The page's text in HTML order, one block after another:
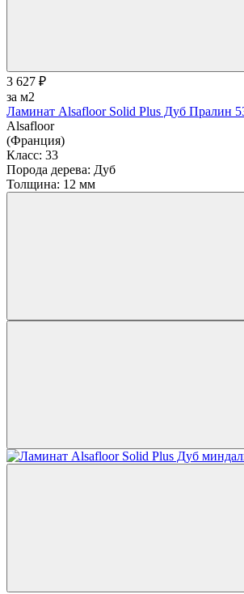
3 627 ₽
за м2
Ламинат Alsafloor Solid Plus Дуб Пралин
Alsafloor
(Франция)
Класс: 33
Порода дерева: Дуб
Толщина: 12 мм